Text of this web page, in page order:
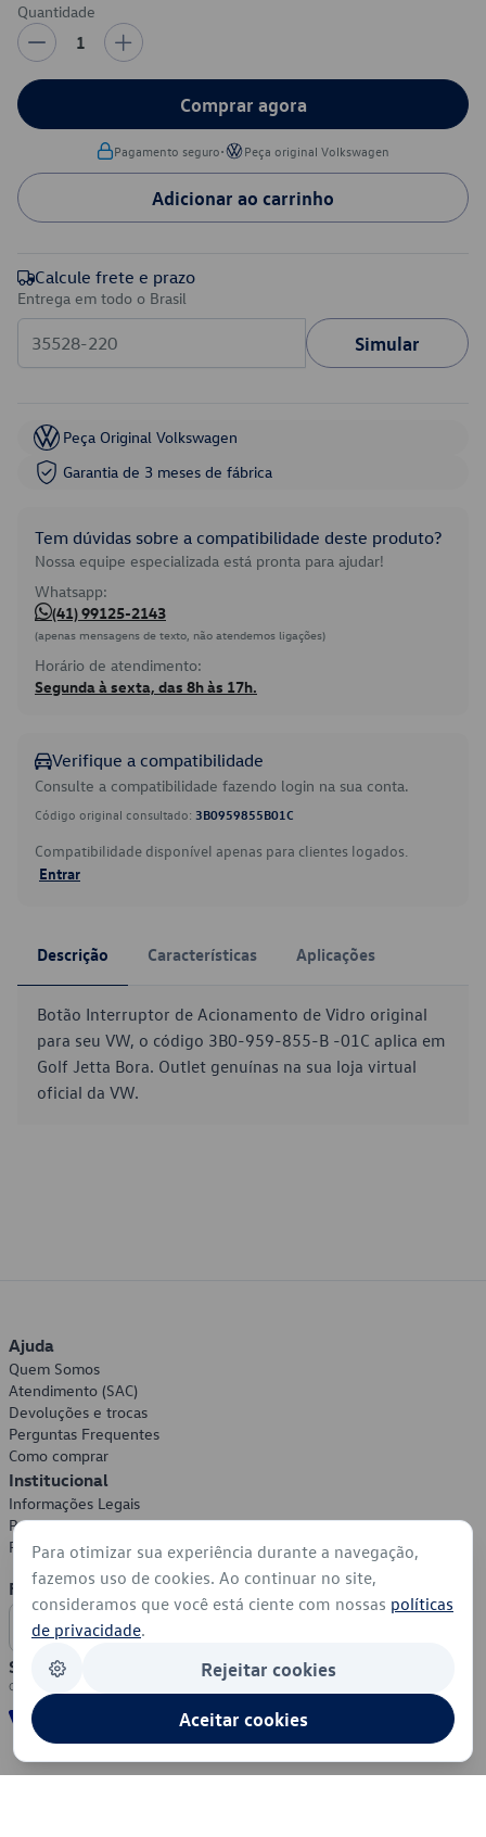
Quantidade
1
Comprar agora
Pagamento seguro• Peça original Volkswagen
Adicionar ao carrinho
Calcule frete e prazo
Entrega em todo o Brasil
Simular
Peça Original Volkswagen
Garantia de 3 meses de fábrica
Tem dúvidas sobre a compatibilidade deste produto?
Nossa equipe especializada está pronta para ajudar!
Whatsapp:
(41) 99125-2143
(apenas mensagens de texto, não atendemos ligações)
Horário de atendimento:
Segunda à sexta, das 8h às 17h.
Verifique a compatibilidade
Consulte a compatibilidade fazendo login na sua conta.
Código original consultado: 3B0959855B01C
Compatibilidade disponível apenas para clientes logados.
Entrar
Descrição Características Aplicações
Botão Interruptor de Acionamento de Vidro original
para seu VW, o código 3B0-959-855-B -01C aplica em
Golf Jetta Bora. Outlet genuínas na sua loja virtual
oficial da VW.
Ajuda
Quem Somos
Atendimento (SAC)
Devoluções e trocas
Perguntas Frequentes
Como comprar
Institucional
Informações Legais
Política de Privacidade
Política de Cookies
Formas de Pagamento
Segurança
Para otimizar sua experiência durante a navegação,
fazemos uso de cookies. Ao continuar no site,
consideramos que você está ciente com nossas políticas
de privacidade.
Rejeitar cookies
Aceitar cookies